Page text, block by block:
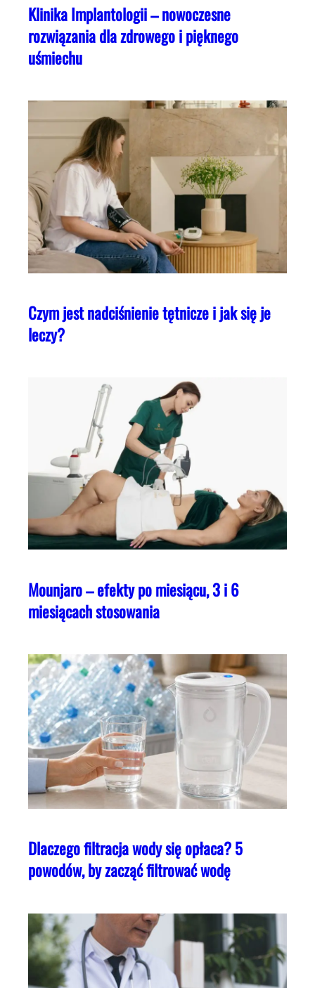
Klinika Implantologii – nowoczesne
rozwiązania dla zdrowego i pięknego
uśmiechu
Czym jest nadciśnienie tętnicze i jak się je
leczy?
Mounjaro – efekty po miesiącu, 3 i 6
miesiącach stosowania
Dlaczego filtracja wody się opłaca? 5
powodów, by zacząć filtrować wodę